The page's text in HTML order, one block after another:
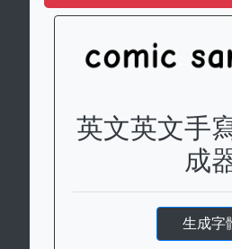
英文英文手
成
生成字